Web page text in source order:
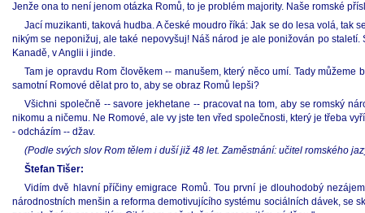
Jenže ona to není jenom otázka Romů, to je problém majority. Naše romské
Jací muzikanti, taková hudba. A české moudro říká: Jak se do lesa volá, tak
nikým se neponižuj, ale také nepovyšuj! Náš národ je ale ponižován po
Kanadě, v Anglii i jinde.
Tam je opravdu Rom člověkem -- manušem, který něco umí. Tady
samotní Romové dělat pro to, aby se obraz Romů lepši?
Všichni společně -- savore jekhetane -- pracovat na tom, aby se romský
nikomu a ničemu. Ne Romové, ale vy jste ten vřed společnosti, který je třeba
- odcházím -- džav.
(Podle svých slov Rom tělem i duší již 48 let. Zaměstnání: učitel romského
Štefan Tišer:
Vidím dvě hlavní příčiny emigrace Romů. Tou první je dlouhodobý
národnostních menšin a reforma demotivujícího systému sociálních dávek, se